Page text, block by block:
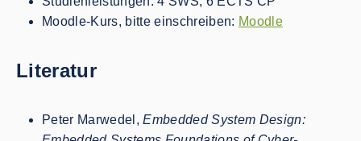
Moodle-Kurs, bitte einschreiben: Moodle
Literatur
Peter Marwedel,Embedded System Design: